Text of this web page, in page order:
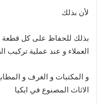
لأن بذلك
بذلك للحفاظ على كل
العملاء و عند عملية تركيب
و المكتبات و الغرف و
الاثاث المصنوع في ايكيا